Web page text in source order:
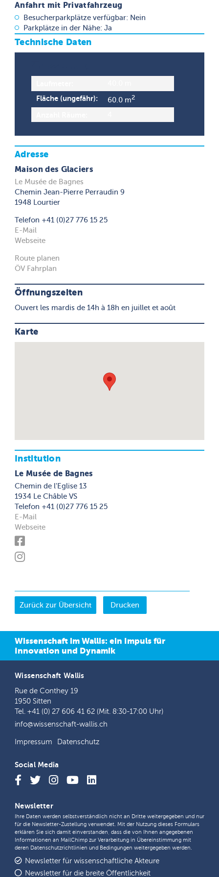
Anfahrt mit Privatfahrzeug
Besucherparkplätze verfügbar: Nein
Parkplätze in der Nähe: Ja
Technische Daten
Fläche (ungefähr): 60.0 m2
Adresse
Maison des Glaciers
Le Musée de Bagnes
Chemin Jean-Pierre Perraudin 9
1948 Lourtier
Telefon +41 (0)27 776 15 25
E-Mail
Webseite
Route planen
ÖV Fahrplan
Öffnungszeiten
Ouvert les mardis de 14h à 18h en juillet et août
Karte
Institution
Le Musée de Bagnes
Chemin de l'Eglise 13
1934 Le Châble VS
Telefon +41 (0)27 776 15 25
E-Mail
Webseite
Drucken
Wissenschaft im Wallis: ein Impuls für
Innovation und Dynamik
Wissenschaft Wallis
Rue de Conthey 19
1950 Sitten
Tel. +41 (0) 27 606 41 62 (Mit. 8:30-17:00 Uhr)
info@wissenschaft-wallis.ch
Impressum Datenschutz
Social Media
Newsletter
Ihre Daten werden selbstverständlich nicht an Dritte weitergegeben und nur
für die Newsletter-Zustellung verwendet. Mit der Nutzung dieses Formulars
erklären Sie sich damit einverstanden, dass die von Ihnen angegebenen
Informationen an MailChimp zur Verarbeitung in Übereinstimmung mit
deren Datenschutzrichtlinien und Bedingungen weitergegeben werden.
Newsletter für wissenschaftliche Akteure
Newsletter für die breite Öffentlichkeit